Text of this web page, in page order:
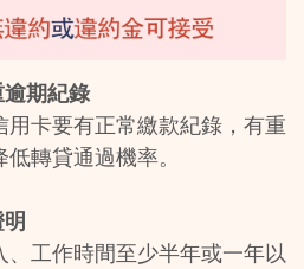
期紀錄
用卡要有正常繳款紀錄，有重
轉貸通過機率。
、工作時間至少半年或一年以